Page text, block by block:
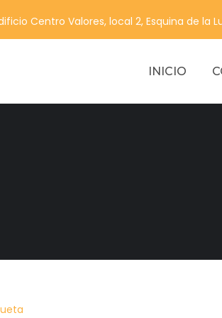
Centro Valores, local 2, Esquina de la
INICIO